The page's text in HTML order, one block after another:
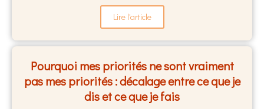
Lire l'article
Pourquoi mes priorités ne sont vraiment
pas mes priorités : décalage entre ce que je
dis et ce que je fais